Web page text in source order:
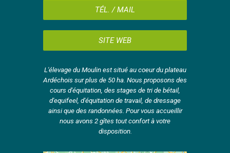
TÉL. / MAIL
SITE WEB
L'élevage du Moulin est situé au coeur du plateau
Ardéchois sur plus de 50 ha. Nous proposons des
cours d'équitation, des stages de tri de bétail,
d'equifeel, d'équitation de travail, de dressage
ainsi que des randonnées. Pour vous accueillir
nous avons 2 gîtes tout confort à votre
disposition.